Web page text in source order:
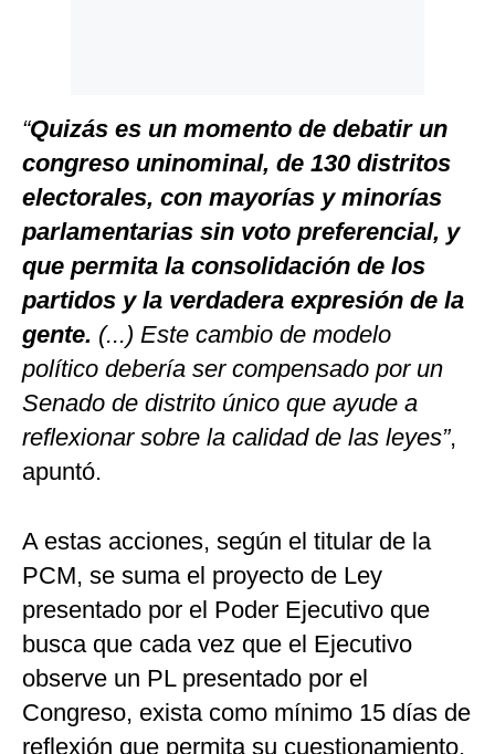
“Quizás es un momento de debatir un
congreso uninominal, de 130 distritos
electorales, con mayorías y minorías
parlamentarias sin voto preferencial, y
que permita la consolidación de los
partidos y la verdadera expresión de la
gente. (...) Este cambio de modelo
político debería ser compensado por un
Senado de distrito único que ayude a
reflexionar sobre la calidad de las leyes”,
apuntó.
A estas acciones, según el titular de la
PCM, se suma el proyecto de Ley
presentado por el Poder Ejecutivo que
busca que cada vez que el Ejecutivo
observe un PL presentado por el
Congreso, exista como mínimo 15 días de
reflexión que permita su cuestionamiento.